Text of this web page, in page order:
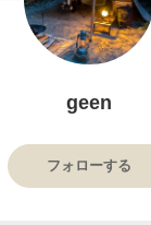
geen
フォローする